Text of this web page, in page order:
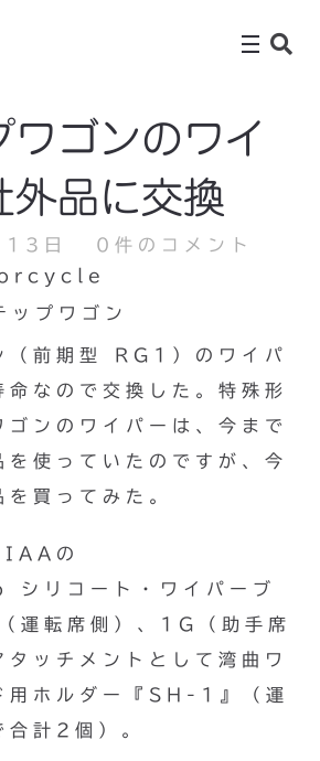
ワゴンのワイ
外品に交換
日
0件のコメント
ップワゴン
（前期型 RG1）のワイパ
命なので交換した。特殊形
ゴンのワイパーは、今まで
を使っていたのですが、今
を買ってみた。
の
リコート・ワイパーブ
運転席側）、1G（助手席
タッチメントとして湾曲ワ
用ホルダー『SH-1』（運
合計2個）。